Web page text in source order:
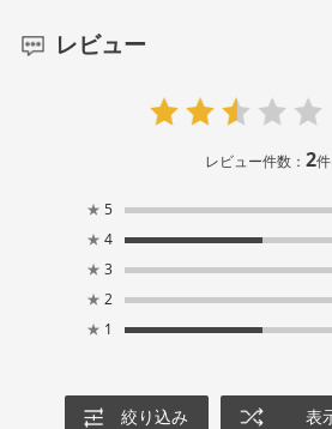
レビュー
レビュー件数：2件
★ 5
★ 4
★ 3
★ 2
★ 1
絞り込み 表